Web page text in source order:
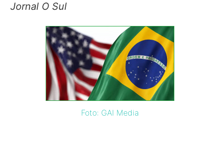
Jornal O Sul
Foto: GAI Media